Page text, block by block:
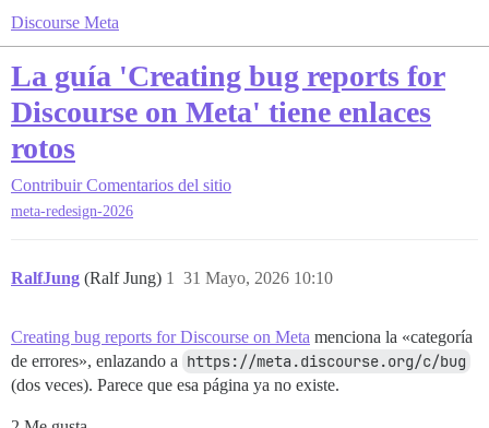
Discourse Meta
La guía 'Creating bug reports for
Discourse on Meta' tiene enlaces
rotos
Contribuir Comentarios del sitio
meta-redesign-2026
RalfJung (Ralf Jung) 31 Mayo, 2026 10:10
1
Creating bug reports for Discourse on Meta menciona la «categoría
de errores», enlazando a https://meta.discourse.org/c/bug
(dos veces). Parece que esa página ya no existe.